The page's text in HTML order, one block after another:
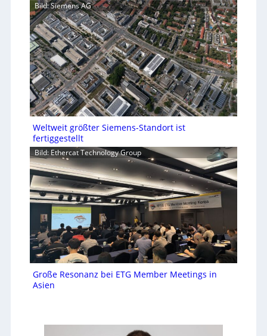
Bild: Siemens AG
Weltweit größter Siemens-Standort ist
fertiggestellt
Bild: Ethercat Technology Group
Große Resonanz bei ETG Member Meetings in
Asien